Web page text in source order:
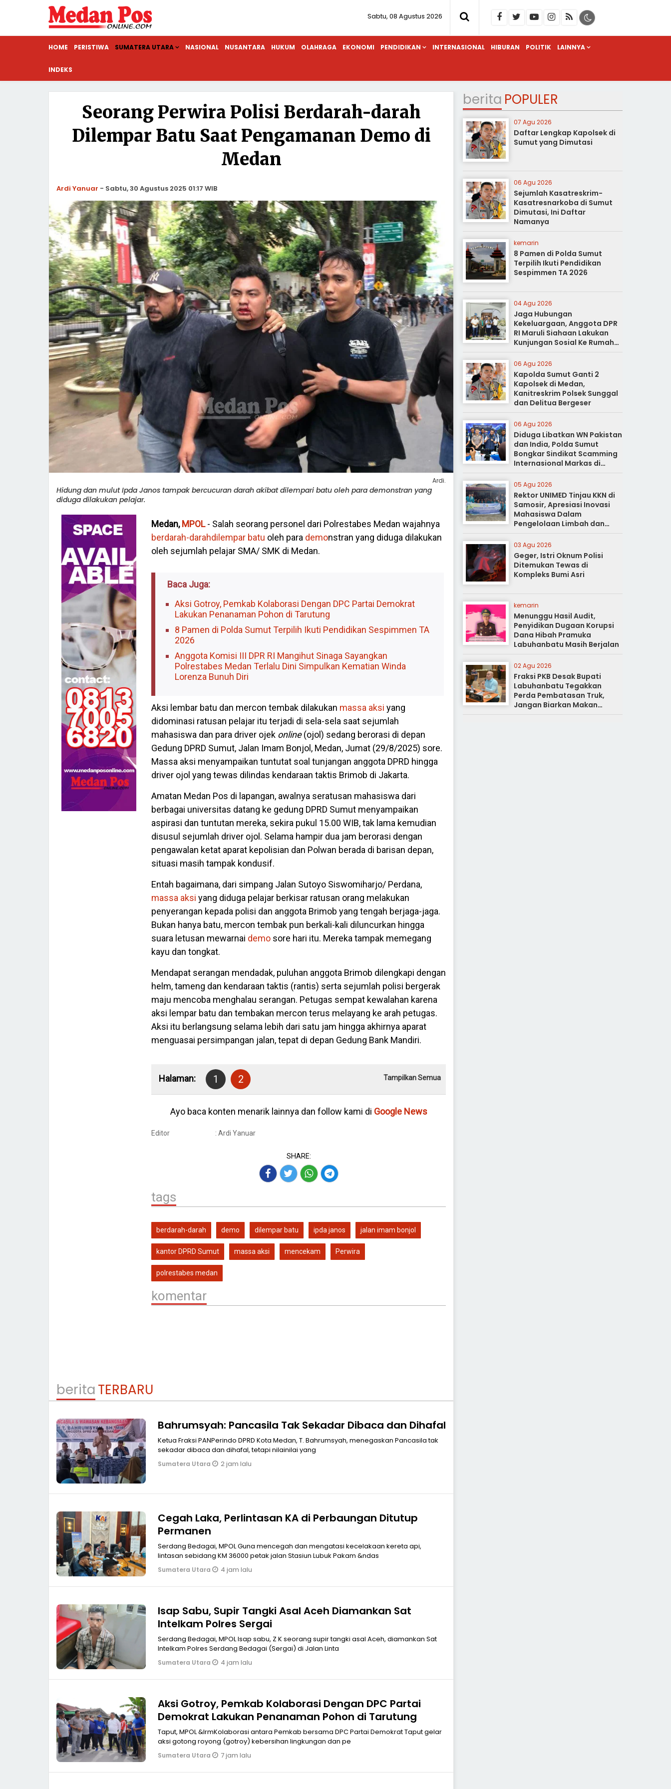
Sabtu, 08 Agustus 2026
HOME PERISTIWA SUMATERA UTARA NASIONAL NUSANTARA HUKUM OLAHRAGA EKONOMI PENDIDIKAN INTERNASIONAL HIBURAN POLITIK LAINNYA
INDEKS
Seorang Perwira Polisi Berdarah-darah
Dilempar Batu Saat Pengamanan Demo di
Medan
Ardi Yanuar - Sabtu, 30 Agustus 2025 01:17 WIB
Ardi.
Hidung dan mulut Ipda Janos tampak bercucuran darah akibat dilempari batu oleh para demonstran yang
diduga dilakukan pelajar.
Medan, MPOL- Salah seorang personel dari Polrestabes Medan wajahnya
berdarah-darahdilempar batu oleh para demonstran yang diduga dilakukan
oleh sejumlah pelajar SMA/ SMK di Medan.
Baca Juga:
Aksi Gotroy, Pemkab ‎Kolaborasi Dengan DPC Partai Demokrat
Lakukan Penanaman Pohon di Tarutung
8 Pamen di Polda Sumut Terpilih Ikuti Pendidikan Sespimmen TA
2026
Anggota Komisi III DPR RI Mangihut Sinaga Sayangkan
Polrestabes Medan Terlalu Dini Simpulkan Kematian Winda
Lorenza Bunuh Diri
Aksi lembar batu dan mercon tembak dilakukan massa aksi yang
didominasi ratusan pelajar itu terjadi di sela-sela saat sejumlah
mahasiswa dan para driver ojek online(ojol) sedang berorasi di depan
Gedung DPRD Sumut, Jalan Imam Bonjol, Medan, Jumat (29/8/2025) sore.
Massa aksi menyampaikan tuntutat soal tunjangan anggota DPRD hingga
driver ojol yang tewas dilindas kendaraan taktis Brimob di Jakarta.
Amatan Medan Pos di lapangan, awalnya seratusan mahasiswa dari
berbagai universitas datang ke gedung DPRD Sumut menyampaikan
aspirasi dan tuntutan mereka, sekira pukul 15.00 WIB, tak lama kemudian
disusul sejumlah driver ojol. Selama hampir dua jam berorasi dengan
pengawalan ketat aparat kepolisian dan Polwan berada di barisan depan,
situasi masih tampak kondusif.
Entah bagaimana, dari simpang Jalan Sutoyo Siswomiharjo/ Perdana,
massa aksi yang diduga pelajar berkisar ratusan orang melakukan
penyerangan kepada polisi dan anggota Brimob yang tengah berjaga-jaga.
Bukan hanya batu, mercon tembak pun berkali-kali diluncurkan hingga
suara letusan mewarnai demo sore hari itu. Mereka tampak memegang
kayu dan tongkat.
Mendapat serangan mendadak, puluhan anggota Brimob dilengkapi dengan
helm, tameng dan kendaraan taktis (rantis) serta sejumlah polisi bergerak
maju mencoba menghalau serangan. Petugas sempat kewalahan karena
aksi lempar batu dan tembakan mercon terus melayang ke arah petugas.
Aksi itu berlangsung selama lebih dari satu jam hingga akhirnya aparat
menguasai persimpangan jalan, tepat di depan Gedung Bank Mandiri.
Halaman: 1 2 Tampilkan Semua
Ayo baca konten menarik lainnya dan follow kami di Google News
Editor : Ardi Yanuar
SHARE:
tags
berdarah-darah demo dilempar batu ipda janos jalan imam bonjol
kantor DPRD Sumut massa aksi mencekam Perwira
polrestabes medan
komentar
beritaTERBARU
Bahrumsyah: Pancasila Tak Sekadar Dibaca dan Dihafal
Ketua Fraksi PANPerindo DPRD Kota Medan, T. Bahrumsyah, menegaskan Pancasila tak
sekadar dibaca dan dihafal, tetapi nilainilai yang
Sumatera Utara 2 jam lalu
Cegah Laka, Perlintasan KA di Perbaungan Ditutup
Permanen
Serdang Bedagai, MPOL Guna mencegah dan mengatasi kecelakaan kereta api,
lintasan sebidang KM 36000 petak jalan Stasiun Lubuk Pakam &ndas
Sumatera Utara 4 jam lalu
Isap Sabu, Supir Tangki Asal Aceh Diamankan Sat
Intelkam Polres Sergai
Serdang Bedagai, MPOL Isap sabu, Z K seorang supir tangki asal Aceh, diamankan Sat
Intelkam Polres Serdang Bedagai (Sergai) di Jalan Linta
Sumatera Utara 4 jam lalu
Aksi Gotroy, Pemkab ‎Kolaborasi Dengan DPC Partai
Demokrat Lakukan Penanaman Pohon di Tarutung
Taput, MPOL &lrmKolaborasi antara Pemkab bersama DPC Partai Demokrat Taput gelar
aksi gotong royong (gotroy) kebersihan lingkungan dan pe
Sumatera Utara 7 jam lalu
berita POPULER
07 Agu 2026
Daftar Lengkap Kapolsek di
Sumut yang Dimutasi
06 Agu 2026
Sejumlah Kasatreskrim-
Kasatresnarkoba di Sumut
Dimutasi, Ini Daftar
Namanya
kemarin
8 Pamen di Polda Sumut
Terpilih Ikuti Pendidikan
Sespimmen TA 2026
04 Agu 2026
Jaga Hubungan
Kekeluargaan, Anggota DPR
RI Maruli Siahaan Lakukan
Kunjungan Sosial Ke Rumah
Duka
06 Agu 2026
Kapolda Sumut Ganti 2
Kapolsek di Medan,
Kanitreskrim Polsek Sunggal
dan Delitua Bergeser
06 Agu 2026
Diduga Libatkan WN Pakistan
dan India, Polda Sumut
Bongkar Sindikat Scamming
Internasional Markas di
Apartemen Podomoro
05 Agu 2026
Rektor UNIMED Tinjau KKN di
Samosir, Apresiasi Inovasi
Mahasiswa Dalam
Pengelolaan Limbah dan
Pertanian Ramah Lingkungan
03 Agu 2026
Geger, Istri Oknum Polisi
Ditemukan Tewas di
Kompleks Bumi Asri
kemarin
Menunggu Hasil Audit,
Penyidikan Dugaan Korupsi
Dana Hibah Pramuka
Labuhanbatu Masih Berjalan
02 Agu 2026
Fraksi PKB Desak Bupati
Labuhanbatu Tegakkan
Perda Pembatasan Truk,
Jangan Biarkan Makan
Korban